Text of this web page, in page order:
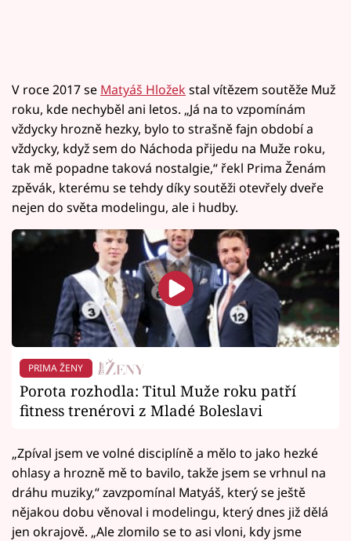
V roce 2017 se Matyáš Hložek stal vítězem soutěže Muž
roku, kde nechyběl ani letos. „Já na to vzpomínám
vždycky hrozně hezky, bylo to strašně fajn období a
vždycky, když sem do Náchoda přijedu na Muže roku,
tak mě popadne taková nostalgie,“ řekl Prima Ženám
zpěvák, kterému se tehdy díky soutěži otevřely dveře
nejen do světa modelingu, ale i hudby.
PRIMA ŽENY
Porota rozhodla: Titul Muže roku patří
fitness trenérovi z Mladé Boleslavi
„Zpíval jsem ve volné disciplíně a mělo to jako hezké
ohlasy a hrozně mě to bavilo, takže jsem se vrhnul na
dráhu muziky,“ zavzpomínal Matyáš, který se ještě
nějakou dobu věnoval i modelingu, který dnes již dělá
jen okrajově. „Ale zlomilo se to asi vloni, kdy jsme